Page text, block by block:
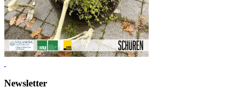
Newsletter